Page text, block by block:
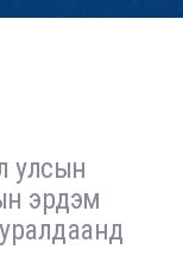
улсын
эрдэм